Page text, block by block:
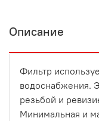
Описание
Фильтр
водоснабжения.
резьбой и
Минимальная и